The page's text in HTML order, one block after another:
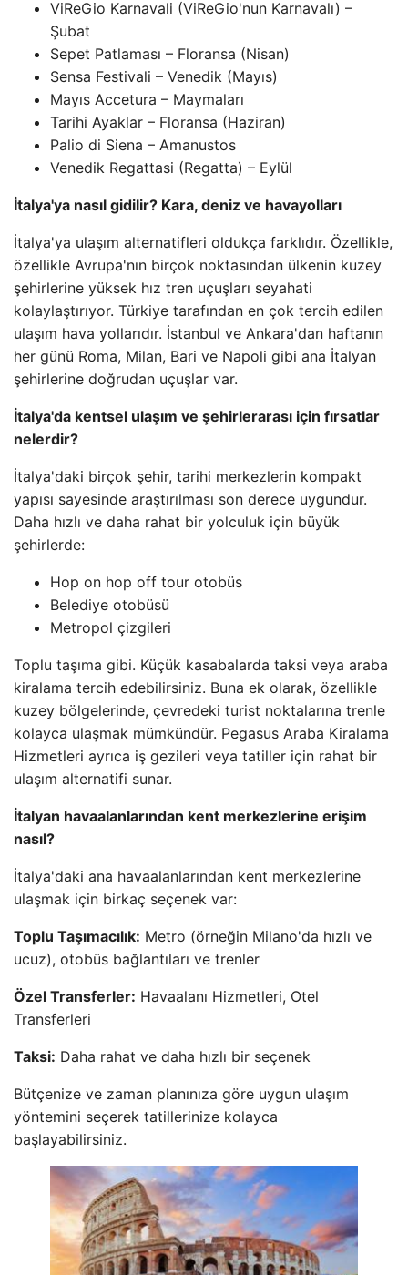
ViReGio Karnavali (ViReGio'nun Karnavalı) –
Şubat
Sepet Patlaması – Floransa (Nisan)
Sensa Festivali – Venedik (Mayıs)
Mayıs Accetura – Maymaları
Tarihi Ayaklar – Floransa (Haziran)
Palio di Siena – Amanustos
Venedik Regattasi (Regatta) – Eylül
İtalya'ya nasıl gidilir? Kara, deniz ve havayolları
İtalya'ya ulaşım alternatifleri oldukça farklıdır. Özellikle,
özellikle Avrupa'nın birçok noktasından ülkenin kuzey
şehirlerine yüksek hız tren uçuşları seyahati
kolaylaştırıyor. Türkiye tarafından en çok tercih edilen
ulaşım hava yollarıdır. İstanbul ve Ankara'dan haftanın
her günü Roma, Milan, Bari ve Napoli gibi ana İtalyan
şehirlerine doğrudan uçuşlar var.
İtalya'da kentsel ulaşım ve şehirlerarası için fırsatlar
nelerdir?
İtalya'daki birçok şehir, tarihi merkezlerin kompakt
yapısı sayesinde araştırılması son derece uygundur.
Daha hızlı ve daha rahat bir yolculuk için büyük
şehirlerde:
Hop on hop off tour otobüs
Belediye otobüsü
Metropol çizgileri
Toplu taşıma gibi. Küçük kasabalarda taksi veya araba
kiralama tercih edebilirsiniz. Buna ek olarak, özellikle
kuzey bölgelerinde, çevredeki turist noktalarına trenle
kolayca ulaşmak mümkündür. Pegasus Araba Kiralama
Hizmetleri ayrıca iş gezileri veya tatiller için rahat bir
ulaşım alternatifi sunar.
İtalyan havaalanlarından kent merkezlerine erişim
nasıl?
İtalya'daki ana havaalanlarından kent merkezlerine
ulaşmak için birkaç seçenek var:
Toplu Taşımacılık: Metro (örneğin Milano'da hızlı ve
ucuz), otobüs bağlantıları ve trenler
Özel Transferler: Havaalanı Hizmetleri, Otel
Transferleri
Taksi: Daha rahat ve daha hızlı bir seçenek
Bütçenize ve zaman planınıza göre uygun ulaşım
yöntemini seçerek tatillerinize kolayca
başlayabilirsiniz.